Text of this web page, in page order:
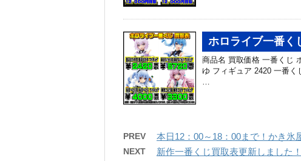
ホロライブ一番く
商品名 買取価格 一番くじ
ゆ フィギュア 2420 一番
…
PREV 本日12：00～18：00まで！かき氷
NEXT
新作一番くじ買取表更新しました